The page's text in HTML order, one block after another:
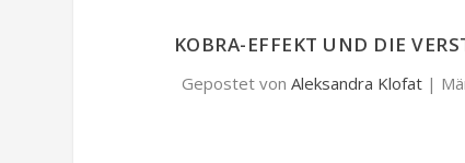
KOBRA-EFFEKT UND DIE
Gepostet vonAleksandra Klofat |